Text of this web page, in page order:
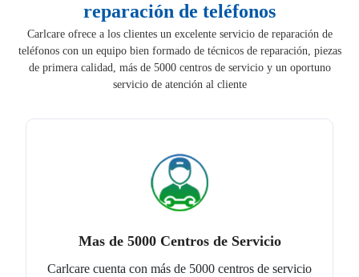
reparación de teléfonos
Carlcare ofrece a los clientes un excelente servicio de reparación de
teléfonos con un equipo bien formado de técnicos de reparación, piezas
de primera calidad, más de 5000 centros de servicio y un oportuno
servicio de atención al cliente
Mas de 5000 Centros de Servicio
Carlcare cuenta con más de 5000 centros de servicio